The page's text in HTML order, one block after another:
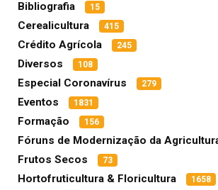
Bibliografia 15
Cerealicultura 415
Crédito Agrícola 245
Diversos 108
Especial Coronavírus 279
Eventos 1831
Formação 156
Fóruns de Modernização da
Frutos Secos 73
Hortofruticultura & Floricultura 1658